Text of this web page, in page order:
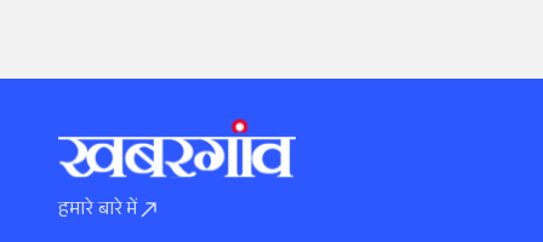
हमारे बारे में